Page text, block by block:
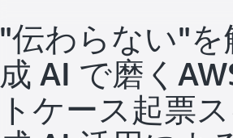
"伝わらない"を
成 AI で磨く
トケース起票